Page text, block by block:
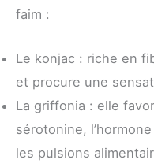
faim :
Le konjac : riche en
et procure une
La griffonia : elle
sérotonine,
les pulsions